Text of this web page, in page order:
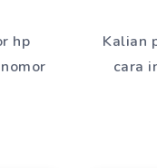
hp
Kalian
cara